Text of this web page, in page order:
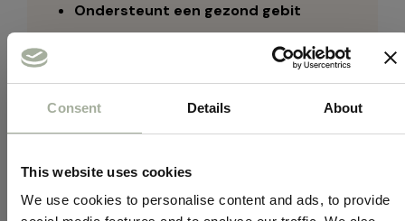
Consent Details About
This website uses cookies
We use cookies to personalise content and ads, to provide
Ondersteunt een gezond gebit
Kauwen draagt bij aan het verminderen van
100% natuurlijk
Geen kunstmatige toevoegingen – puur
Geschikt voor middelgrote en grote